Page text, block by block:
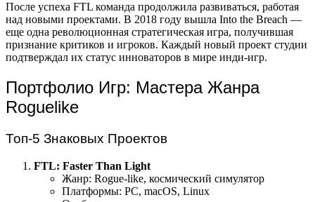
После успеха FTL команда продолжила развиваться, работая
над новыми проектами. В 2018 году вышла Into the Breach —
еще одна революционная стратегическая игра, получившая
признание критиков и игроков. Каждый новый проект студии
подтверждал их статус инноваторов в мире инди-игр.
Портфолио Игр: Мастера Жанра
Roguelike
Топ-5 Знаковых Проектов
FTL: Faster Than Light
Жанр: Rogue-like, космический симулятор
Платформы: PC, macOS, Linux